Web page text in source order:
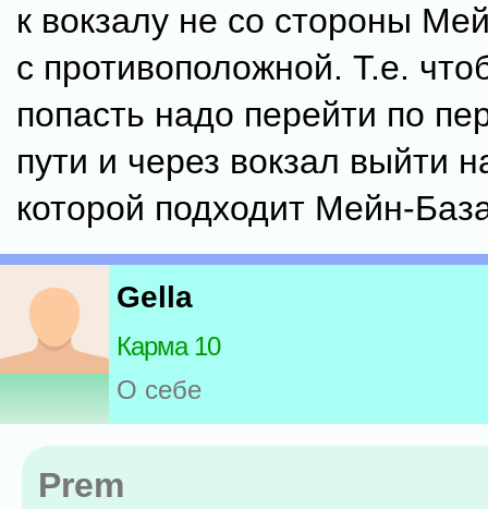
к вокзалу не со стороны
с противоположной. Т.е.
попасть надо перейти по
пути и через вокзал выйти
которой подходит Мейн-
Gella
Карма 10
О себе
Prem